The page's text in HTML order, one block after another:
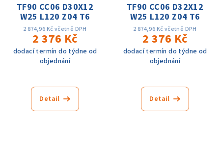
TF90 CC06 D30X12
W25 L120 Z04 T6
2 874,96 Kč včetně DPH
2 376 Kč
dodací termín do týdne od
objednání
Detail
TF90 CC06 D32X12
W25 L120 Z04 T6
2 874,96 Kč včetně DPH
2 376 Kč
dodací termín do týdne od
objednání
Detail